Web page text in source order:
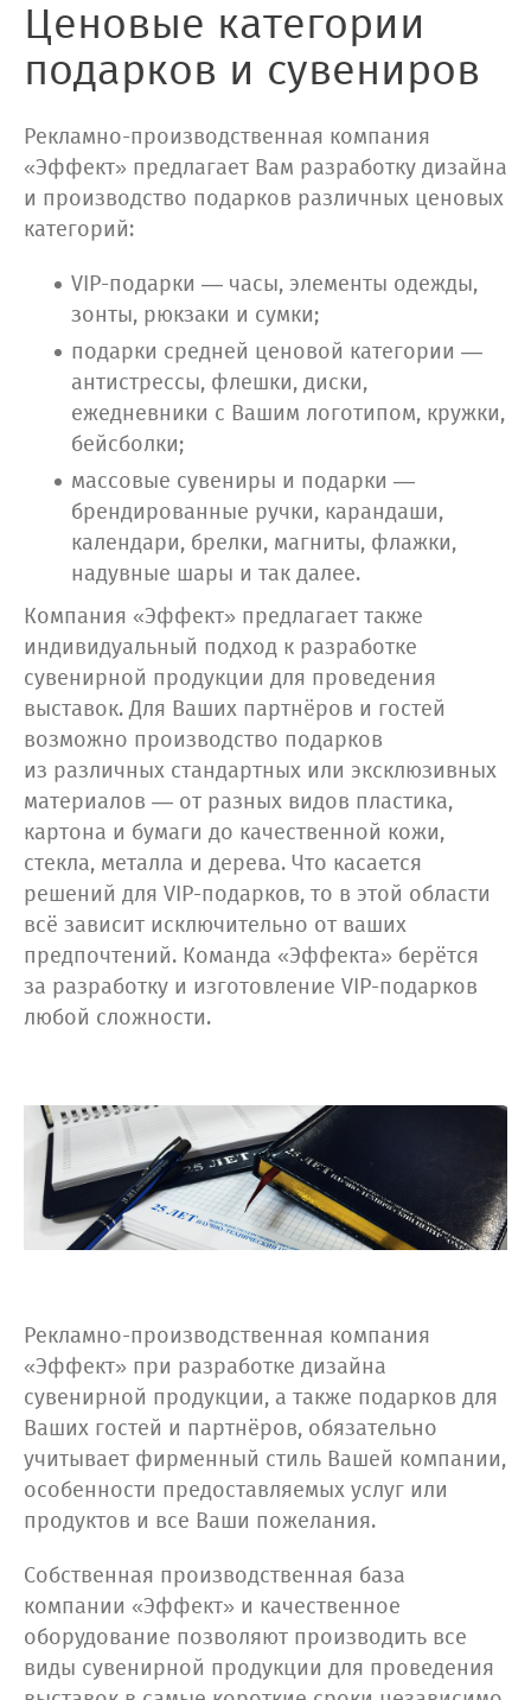
Ценовые категории
подарков и сувениров
Рекламно-производственная компания
«Эффект» предлагает Вам разработку дизайна
и производство подарков различных ценовых
категорий:
VIP-подарки — часы, элементы одежды,
зонты, рюкзаки и сумки;
подарки средней ценовой категории —
антистрессы, флешки, диски,
ежедневники с Вашим логотипом, кружки,
бейсболки;
массовые сувениры и подарки —
брендированные ручки, карандаши,
календари, брелки, магниты, флажки,
надувные шары и так далее.
Компания «Эффект» предлагает также
индивидуальный подход к разработке
сувенирной продукции для проведения
выставок. Для Ваших партнёров и гостей
возможно производство подарков
из различных стандартных или эксклюзивных
материалов — от разных видов пластика,
картона и бумаги до качественной кожи,
стекла, металла и дерева. Что касается
решений для VIP-подарков, то в этой области
всё зависит исключительно от ваших
предпочтений. Команда «Эффекта» берётся
за разработку и изготовление VIP-подарков
любой сложности.
Рекламно-производственная компания
«Эффект» при разработке дизайна
сувенирной продукции, а также подарков для
Ваших гостей и партнёров, обязательно
учитывает фирменный стиль Вашей компании,
особенности предоставляемых услуг или
продуктов и все Ваши пожелания.
Собственная производственная база
компании «Эффект» и качественное
оборудование позволяют производить все
виды сувенирной продукции для проведения